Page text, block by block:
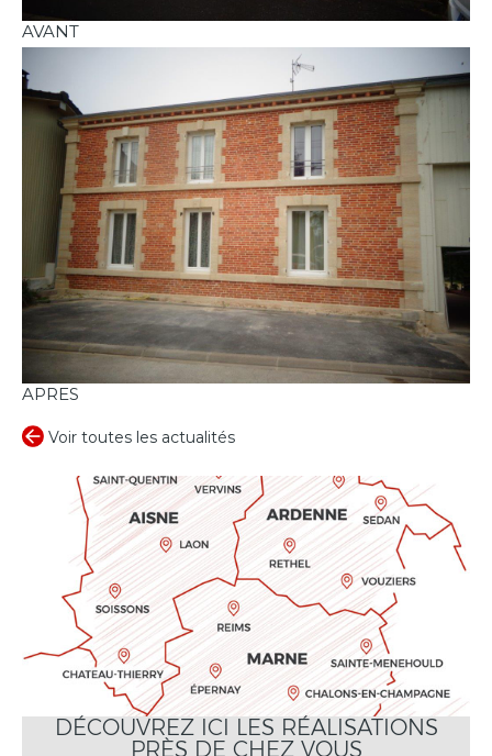
AVANT
APRES
Voir toutes les actualités
DÉCOUVREZ ICI LES RÉALISATIONS
PRÈS DE CHEZ VOUS